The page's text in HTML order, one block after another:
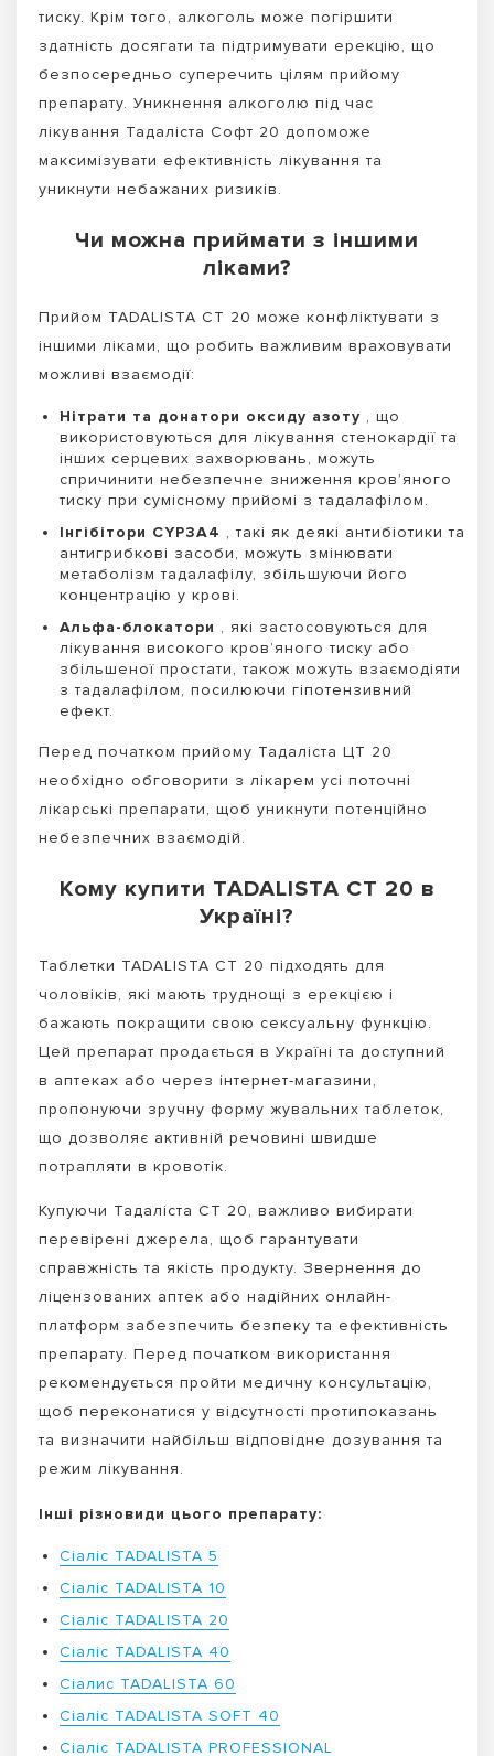
тиску. Крім того, алкоголь може погіршити
здатність досягати та підтримувати ерекцію, що
безпосередньо суперечить цілям прийому
препарату. Уникнення алкоголю під час
лікування Тадаліста Софт 20 допоможе
максимізувати ефективність лікування та
уникнути небажаних ризиків.
Чи можна приймати з іншими
ліками?
Прийом TADALISTA CT 20 може конфліктувати з
іншими ліками, що робить важливим враховувати
можливі взаємодії:
Нітрати та донатори оксиду азоту , що
використовуються для лікування стенокардії та
інших серцевих захворювань, можуть
спричинити небезпечне зниження кров’яного
тиску при сумісному прийомі з тадалафілом.
Інгібітори CYP3A4 , такі як деякі антибіотики та
антигрибкові засоби, можуть змінювати
метаболізм тадалафілу, збільшуючи його
концентрацію у крові.
Альфа-блокатори , які застосовуються для
лікування високого кров’яного тиску або
збільшеної простати, також можуть взаємодіяти
з тадалафілом, посилюючи гіпотензивний
ефект.
Перед початком прийому Тадаліста ЦТ 20
необхідно обговорити з лікарем усі поточні
лікарські препарати, щоб уникнути потенційно
небезпечних взаємодій.
Кому купити TADALISTA CT 20 в
Україні?
Таблетки TADALISTA CT 20 підходять для
чоловіків, які мають труднощі з ерекцією і
бажають покращити свою сексуальну функцію.
Цей препарат продається в Україні та доступний
в аптеках або через інтернет-магазини,
пропонуючи зручну форму жувальних таблеток,
що дозволяє активній речовині швидше
потрапляти в кровотік.
Купуючи Тадаліста СТ 20, важливо вибирати
перевірені джерела, щоб гарантувати
справжність та якість продукту. Звернення до
ліцензованих аптек або надійних онлайн-
платформ забезпечить безпеку та ефективність
препарату. Перед початком використання
рекомендується пройти медичну консультацію,
щоб переконатися у відсутності протипоказань
та визначити найбільш відповідне дозування та
режим лікування.
Інші різновиди цього препарату:
Сіаліс TADALISTA 5
Сіаліс TADALISTA 10
Сіаліс TADALISTA 20
Сіаліс TADALISTA 40
Сіалис TADALISTA 60
Сіаліс TADALISTA SOFT 40
Сіаліс TADALISTA PROFESSIONAL